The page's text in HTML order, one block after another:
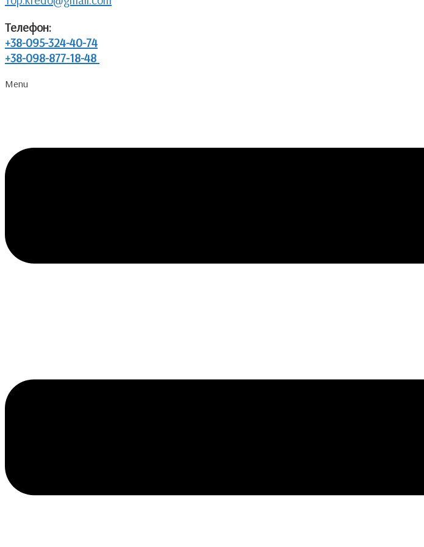
Телефон:
+38-095-324-40-74
+38-098-877-18-48
Menu